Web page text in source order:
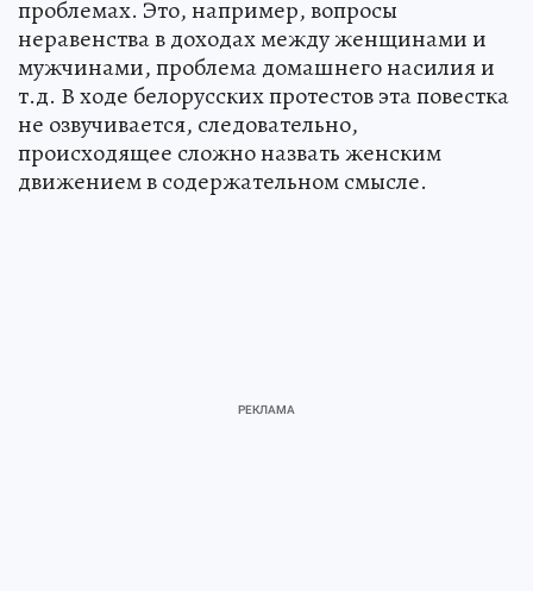
проблемах. Это, например, вопросы
неравенства в доходах между женщинами и
мужчинами, проблема домашнего насилия и
т.д. В ходе белорусских протестов эта повестка
не озвучивается, следовательно,
происходящее сложно назвать женским
движением в содержательном смысле.